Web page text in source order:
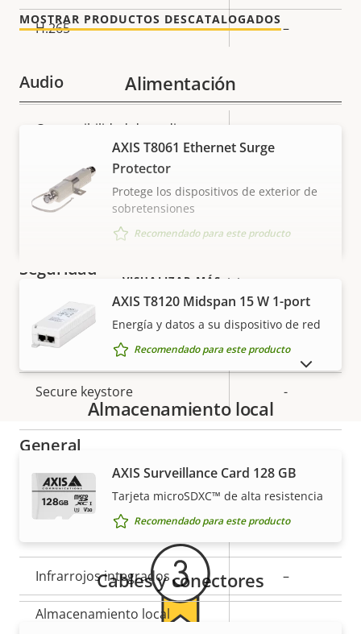
H.265 –
Audio
Descripción
propiedad
Valor de
la
propiedad
Compatibilidad de audio
Descripción
Valor de
la
Clase de PoE
Seguridad
Descripción
de
Valor de
propiedad
Sistema operativo firmado
Arranque seguro –
Secure keystore -
General
Descripción
Valor de
Enfoque remoto Sí
Infrarrojos integrados –
Almacenamiento local
MOSTRAR PRODUCTOS DESCATALOGADOS
VISUALIZAR MÁS
Alimentación
AXIS T8061 Ethernet Surge
Protector
Protege los dispositivos de exterior de
sobretensiones
Recomendado para este producto
AXIS T8120 Midspan 15 W 1-port
Energía y datos a su dispositivo de red
Recomendado para este producto
Almacenamiento local
AXIS Surveillance Card 128 GB
Tarjeta microSDXC™ de alta resistencia
Recomendado para este producto
Cables y conectores
Garantía